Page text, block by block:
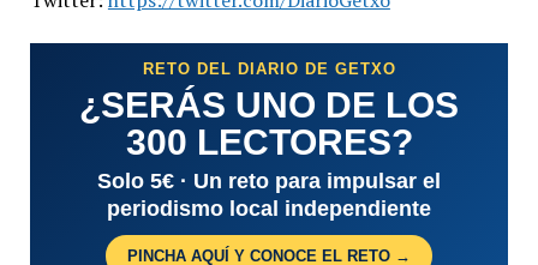
RETO DEL DIARIO DE GETXO
¿SERÁS UNO DE LOS
300 LECTORES?
Solo 5€ · Un reto para impulsar el
periodismo local independiente
PINCHA AQUÍ Y CONOCE EL RETO →